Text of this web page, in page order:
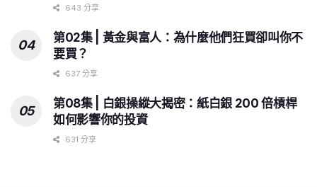
643 分享
第02集 | 黃金與富人：為什麼他們狂買卻叫你不
要買？
637 分享
第08集 | 白銀操縱大揭密：紙白銀 200 倍槓桿
如何影響你的投資
631 分享